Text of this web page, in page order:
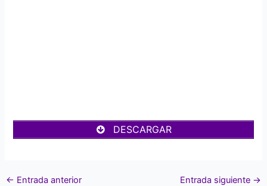
DESCARGAR
← Entrada anterior Entrada siguiente →